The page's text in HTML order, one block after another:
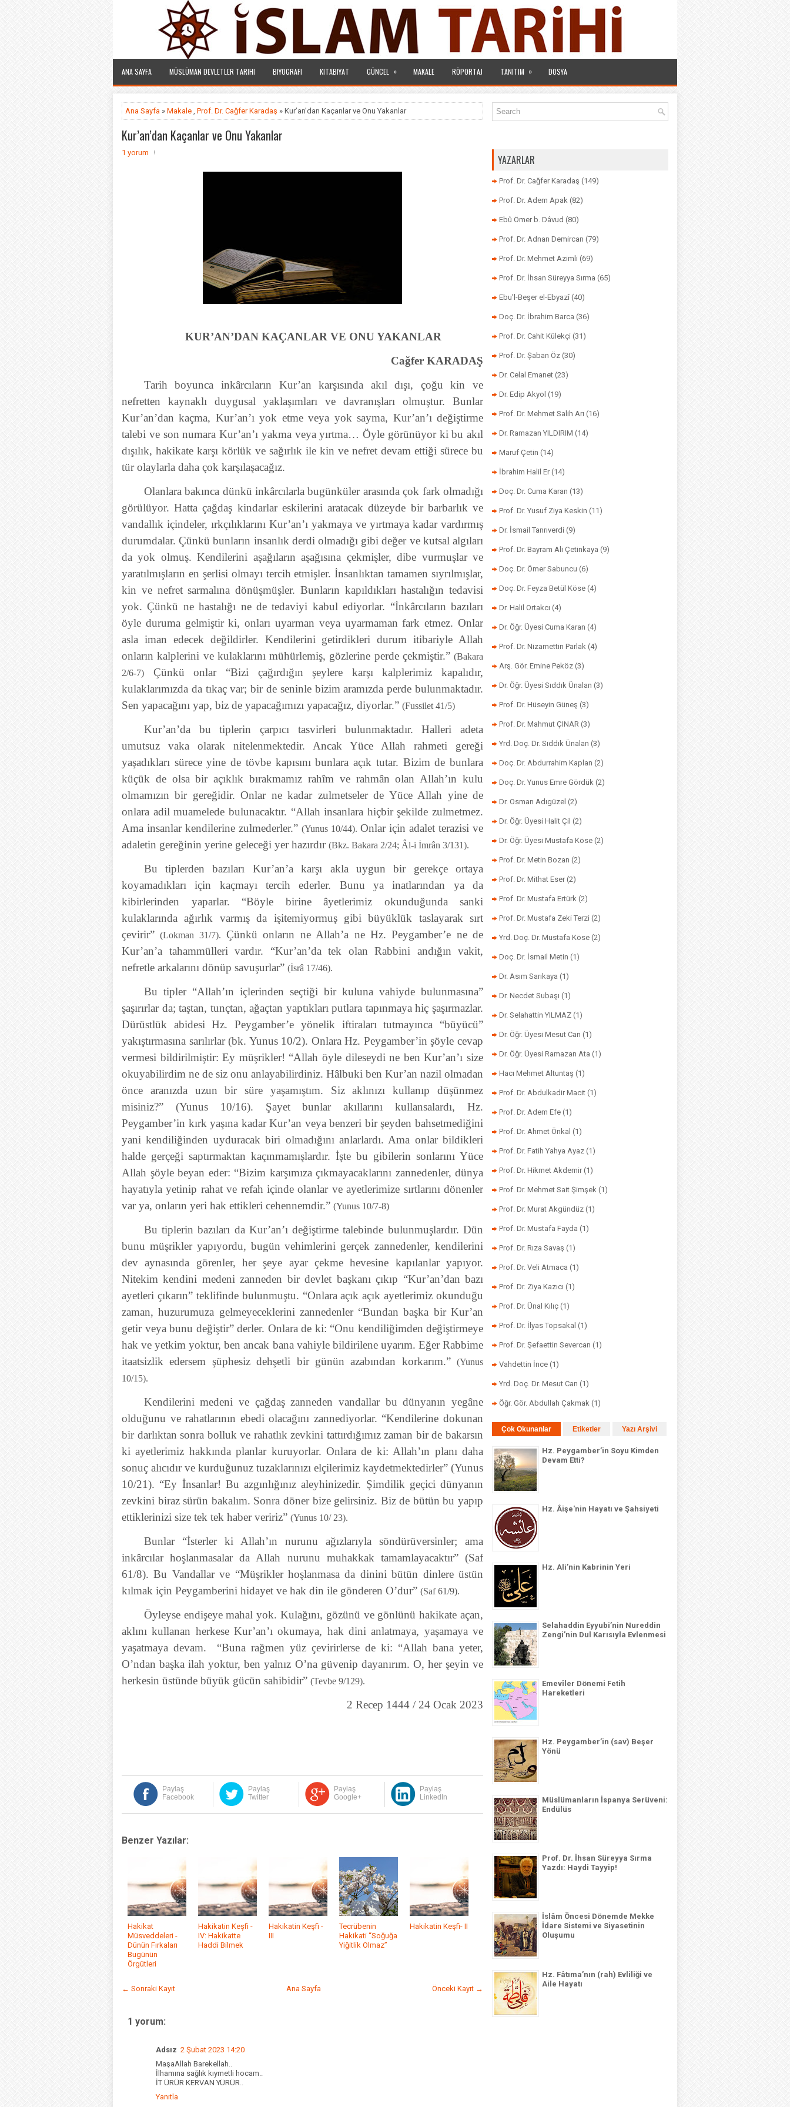
ANA SAYFA MÜSLÜMAN DEVLETLER TARIHI BIYOGRAFI KITABIYAT GÜNCEL » MAKALE RÖPORTAJ TANITIM » DOSYA
Ana Sayfa » Makale , Prof. Dr. Cağfer Karadaş » Kur’an’dan Kaçanlar ve Onu Yakanlar
Kur’an’dan Kaçanlar ve Onu Yakanlar
1 yorum
KUR’AN’DAN KAÇANLAR VE ONU YAKANLAR
Cağfer KARADAŞ
Tarih boyunca inkârcıların Kur’an karşısında akıl dışı, çoğu kin ve
nefretten kaynaklı duygusal yaklaşımları ve davranışları olmuştur. Bunlar
Kur’an’dan kaçma, Kur’an’ı yok etme veya yok sayma, Kur’an’ı değiştirme
talebi ve son numara Kur’an’ı yakma veya yırtma… Öyle görünüyor ki bu akıl
dışılık, hakikate karşı körlük ve sağırlık ile kin ve nefret devam ettiği sürece bu
tür olaylarla daha çok karşılaşacağız.
Olanlara bakınca dünkü inkârcılarla bugünküler arasında çok fark olmadığı
görülüyor. Hatta çağdaş kindarlar eskilerini aratacak düzeyde bir barbarlık ve
vandallık içindeler, ırkçılıklarını Kur’an’ı yakmaya ve yırtmaya kadar vardırmış
durumdalar. Çünkü bunların insanlık derdi olmadığı gibi değer ve kutsal algıları
da yok olmuş. Kendilerini aşağıların aşağısına çekmişler, dibe vurmuşlar ve
yaratılmışların en şerlisi olmayı tercih etmişler. İnsanlıktan tamamen sıyrılmışlar,
kin ve nefret sarmalına dönüşmüşler. Bunların kapıldıkları hastalığın tedavisi
yok. Çünkü ne hastalığı ne de tedaviyi kabul ediyorlar. “İnkârcıların bazıları
öyle duruma gelmiştir ki, onları uyarman veya uyarmaman fark etmez. Onlar
asla iman edecek değildirler. Kendilerini getirdikleri durum itibariyle Allah
onların kalplerini ve kulaklarını mühürlemiş, gözlerine perde çekmiştir.” (Bakara
2/6-7)
Çünkü onlar “Bizi çağırdığın şeylere karşı kalplerimiz kapalıdır,
kulaklarımızda da tıkaç var; bir de seninle bizim aramızda perde bulunmaktadır.
Sen yapacağını yap, biz de yapacağımızı yapacağız, diyorlar.” (Fussilet 41/5)
Kur’an’da bu tiplerin çarpıcı tasvirleri bulunmaktadır. Halleri adeta
umutsuz vaka olarak nitelenmektedir. Ancak Yüce Allah rahmeti gereği
yaşadıkları sürece yine de tövbe kapısını bunlara açık tutar. Bizim de bunlara
küçük de olsa bir açıklık bırakmamız rahîm ve rahmân olan Allah’ın kulu
olmamızın bir gereğidir. Onlar ne kadar zulmetseler de Yüce Allah yine de
onlara adil muamelede bulunacaktır. “Allah insanlara hiçbir şekilde zulmetmez.
Ama insanlar kendilerine zulmederler.” (Yunus 10/44). Onlar için adalet terazisi ve
adaletin gereğinin yerine geleceği yer hazırdır (Bkz. Bakara 2/24; Âl-i İmrân 3/131).
Bu tiplerden bazıları Kur’an’a karşı akla uygun bir gerekçe ortaya
koyamadıkları için kaçmayı tercih ederler. Bunu ya inatlarından ya da
kibirlerinden yaparlar. “Böyle birine âyetlerimiz okunduğunda sanki
kulaklarında ağırlık varmış da işitemiyormuş gibi büyüklük taslayarak sırt
çevirir”(Lokman 31/7). Çünkü onların ne Allah’a ne Hz. Peygamber’e ne de
Kur’an’a tahammülleri vardır. “Kur’an’da tek olan Rabbini andığın vakit,
nefretle arkalarını dönüp savuşurlar” (İsrâ 17/46).
Bu tipler “Allah’ın içlerinden seçtiği bir kuluna vahiyde bulunmasına”
şaşırırlar da; taştan, tunçtan, ağaçtan yaptıkları putlara tapınmaya hiç şaşırmazlar.
Dürüstlük abidesi Hz. Peygamber’e yönelik iftiraları tutmayınca “büyücü”
yakıştırmasına sarılırlar (bk. Yunus 10/2). Onlara Hz. Peygamber’in şöyle cevap
vermesi bildirilmiştir: Ey müşrikler! “Allah öyle dileseydi ne ben Kur’an’ı size
okuyabilirdim ne de siz onu anlayabilirdiniz. Hâlbuki ben Kur’an nazil olmadan
önce aranızda uzun bir süre yaşamıştım. Siz aklınızı kullanıp düşünmez
misiniz?” (Yunus 10/16). Şayet bunlar akıllarını kullansalardı, Hz.
Peygamber’in kırk yaşına kadar Kur’an veya benzeri bir şeyden bahsetmediğini
yani kendiliğinden uyduracak biri olmadığını anlarlardı. Ama onlar bildikleri
halde gerçeği saptırmaktan kaçınmamışlardır. İşte bu gibilerin sonlarını Yüce
Allah şöyle beyan eder: “Bizim karşımıza çıkmayacaklarını zannedenler, dünya
hayatıyla yetinip rahat ve refah içinde olanlar ve ayetlerimize sırtlarını dönenler
var ya, onların yeri hak ettikleri cehennemdir.” (Yunus 10/7-8)
Bu tiplerin bazıları da Kur’an’ı değiştirme talebinde bulunmuşlardır. Dün
bunu müşrikler yapıyordu, bugün vehimlerini gerçek zannedenler, kendilerini
dev aynasında görenler, her şeye ayar çekme hevesine kapılanlar yapıyor.
Nitekim kendini medeni zanneden bir devlet başkanı çıkıp “Kur’an’dan bazı
ayetleri çıkarın” teklifinde bulunmuştu. “Onlara açık açık ayetlerimiz okunduğu
zaman, huzurumuza gelmeyeceklerini zannedenler “Bundan başka bir Kur’an
getir veya bunu değiştir” derler. Onlara de ki: “Onu kendiliğimden değiştirmeye
hak ve yetkim yoktur, ben ancak bana vahiyle bildirilene uyarım. Eğer Rabbime
itaatsizlik edersem şüphesiz dehşetli bir günün azabından korkarım.” (Yunus
10/15).
Kendilerini medeni ve çağdaş zanneden vandallar bu dünyanın yegâne
olduğunu ve rahatlarının ebedi olacağını zannediyorlar. “Kendilerine dokunan
bir darlıktan sonra bolluk ve rahatlık zevkini tattırdığımız zaman bir de bakarsın
ki ayetlerimiz hakkında planlar kuruyorlar. Onlara de ki: Allah’ın planı daha
sonuç alıcıdır ve kurduğunuz tuzaklarınızı elçilerimiz kaydetmektedirler” (Yunus
10/21). “Ey İnsanlar! Bu azgınlığınız aleyhinizedir. Şimdilik geçici dünyanın
zevkini biraz sürün bakalım. Sonra döner bize gelirsiniz. Biz de bütün bu yapıp
ettiklerinizi size tek tek haber veririz” (Yunus 10/ 23).
Bunlar “İsterler ki Allah’ın nurunu ağızlarıyla söndürüversinler; ama
inkârcılar hoşlanmasalar da Allah nurunu muhakkak tamamlayacaktır” (Saf
61/8). Bu Vandallar ve “Müşrikler hoşlanmasa da dinini bütün dinlere üstün
kılmak için Peygamberini hidayet ve hak din ile gönderen O’dur” (Saf 61/9).
Öyleyse endişeye mahal yok. Kulağını, gözünü ve gönlünü hakikate açan,
aklını kullanan herkese Kur’an’ı okumaya, hak dini anlatmaya, yaşamaya ve
yaşatmaya devam. “Buna rağmen yüz çevirirlerse de ki: “Allah bana yeter,
O’ndan başka ilah yoktur, ben yalnız O’na güvenip dayanırım. O, her şeyin ve
herkesin üstünde büyük gücün sahibidir” (Tevbe 9/129).
2 Recep 1444 / 24 Ocak 2023
Paylaş
Facebook
Paylaş
Twitter
Paylaş
Google+
Paylaş
LinkedIn
Benzer Yazılar:
Hakikat
Müsveddeleri -
Dünün Fırkaları
Bugünün
Örgütleri
Hakikatin Keşfi -
IV: Hakikatte
Haddi Bilmek
Hakikatin Keşfi -
III
Tecrübenin
Hakikati “Soğuğa
Yiğitlik Olmaz”
Hakikatin Keşfi- II
← Sonraki Kayıt Önceki Kayıt →
Ana Sayfa
1 yorum:
Adsız 2 Şubat 2023 14:20
MaşaAllah Barekellah..
İlhamına sağlık kıymetli hocam..
İT ÜRÜR KERVAN YÜRÜR..
Yanıtla
YAZARLAR
Prof. Dr. Cağfer Karadaş (149)
Prof. Dr. Adem Apak (82)
Ebû Ömer b. Dâvud (80)
Prof. Dr. Adnan Demircan (79)
Prof. Dr. Mehmet Azimli (69)
Prof. Dr. İhsan Süreyya Sırma (65)
Ebu’l-Beşer el-Ebyazî (40)
Doç. Dr. İbrahim Barca (36)
Prof. Dr. Cahit Külekçi (31)
Prof. Dr. Şaban Öz (30)
Dr. Celal Emanet (23)
Dr. Edip Akyol (19)
Prof. Dr. Mehmet Salih Arı (16)
Dr. Ramazan YILDIRIM (14)
Maruf Çetin (14)
İbrahim Halil Er (14)
Doç. Dr. Cuma Karan (13)
Prof. Dr. Yusuf Ziya Keskin (11)
Dr. İsmail Tanrıverdi (9)
Prof. Dr. Bayram Ali Çetinkaya (9)
Doç. Dr. Ömer Sabuncu (6)
Doç. Dr. Feyza Betül Köse (4)
Dr. Halil Ortakcı (4)
Dr. Öğr. Üyesi Cuma Karan (4)
Prof. Dr. Nizamettin Parlak (4)
Arş. Gör. Emine Peköz (3)
Dr. Öğr. Üyesi Sıddık Ünalan (3)
Prof. Dr. Hüseyin Güneş (3)
Prof. Dr. Mahmut ÇINAR (3)
Yrd. Doç. Dr. Sıddık Ünalan (3)
Doç. Dr. Abdurrahim Kaplan (2)
Doç. Dr. Yunus Emre Gördük (2)
Dr. Osman Adıgüzel (2)
Dr. Öğr. Üyesi Halit Çil (2)
Dr. Öğr. Üyesi Mustafa Köse (2)
Prof. Dr. Metin Bozan (2)
Prof. Dr. Mithat Eser (2)
Prof. Dr. Mustafa Ertürk (2)
Prof. Dr. Mustafa Zeki Terzi (2)
Yrd. Doç. Dr. Mustafa Köse (2)
Doç. Dr. İsmail Metin (1)
Dr. Asım Sarıkaya (1)
Dr. Necdet Subaşı (1)
Dr. Selahattin YILMAZ (1)
Dr. Öğr. Üyesi Mesut Can (1)
Dr. Öğr. Üyesi Ramazan Ata (1)
Hacı Mehmet Altuntaş (1)
Prof. Dr. Abdulkadir Macit (1)
Prof. Dr. Adem Efe (1)
Prof. Dr. Ahmet Önkal (1)
Prof. Dr. Fatih Yahya Ayaz (1)
Prof. Dr. Hikmet Akdemir (1)
Prof. Dr. Mehmet Sait Şimşek (1)
Prof. Dr. Murat Akgündüz (1)
Prof. Dr. Mustafa Fayda (1)
Prof. Dr. Rıza Savaş (1)
Prof. Dr. Veli Atmaca (1)
Prof. Dr. Ziya Kazıcı (1)
Prof. Dr. Ünal Kılıç (1)
Prof. Dr. İlyas Topsakal (1)
Prof. Dr. Şefaettin Severcan (1)
Vahdettin İnce (1)
Yrd. Doç. Dr. Mesut Can (1)
Öğr. Gör. Abdullah Çakmak (1)
Çok Okunanlar Etiketler Yazı Arşivi
Hz. Peygamber’in Soyu Kimden
Devam Etti?
Hz. Âişe'nin Hayatı ve Şahsiyeti
Hz. Ali’nin Kabrinin Yeri
Selahaddin Eyyubi’nin Nureddin
Zengi’nin Dul Karısıyla Evlenmesi
Emevîler Dönemi Fetih
Hareketleri
Hz. Peygamber’in (sav) Beşer
Yönü
Müslümanların İspanya Serüveni:
Endülüs
Prof. Dr. İhsan Süreyya Sırma
Yazdı: Haydi Tayyip!
İslâm Öncesi Dönemde Mekke
İdare Sistemi ve Siyasetinin
Oluşumu
Hz. Fâtıma’nın (rah) Evliliği ve
Aile Hayatı